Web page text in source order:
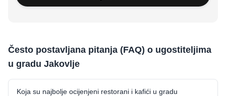
Često postavljana pitanja (FAQ) o ugostiteljima
u gradu Jakovlje
Koja su najbolje ocijenjeni restorani i kafići u gradu